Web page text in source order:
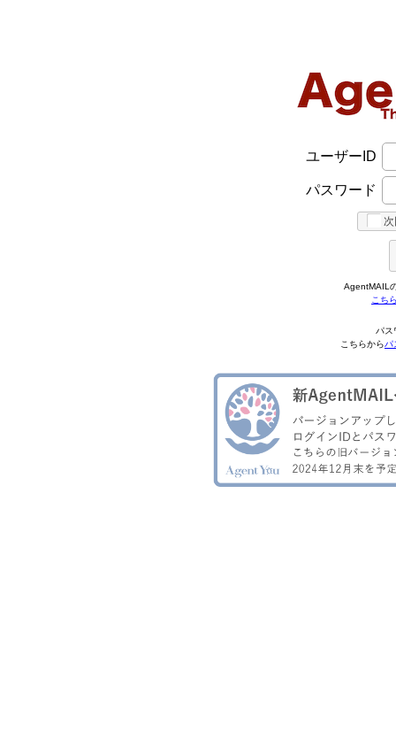
ユーザーID
パスワード
AgentMAIL
こち
パス
こちらからパ